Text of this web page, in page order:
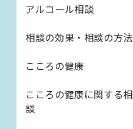
アルコール相談
相談の効果・相談の方法
こころの健康
こころの健康に関する相
談